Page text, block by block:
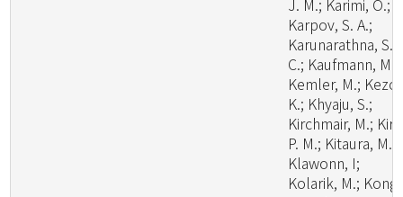
J. M.; Karimi, O.;
Karpov, S. A.;
Karunarathna, S.
C.; Kaufmann, M.;
Kemler, M.; Kezo,
K.; Khyaju, S.;
Kirchmair, M.;
P. M.; Kitaura, M.
Klawonn, I;
Kolarik, M.; Kong,